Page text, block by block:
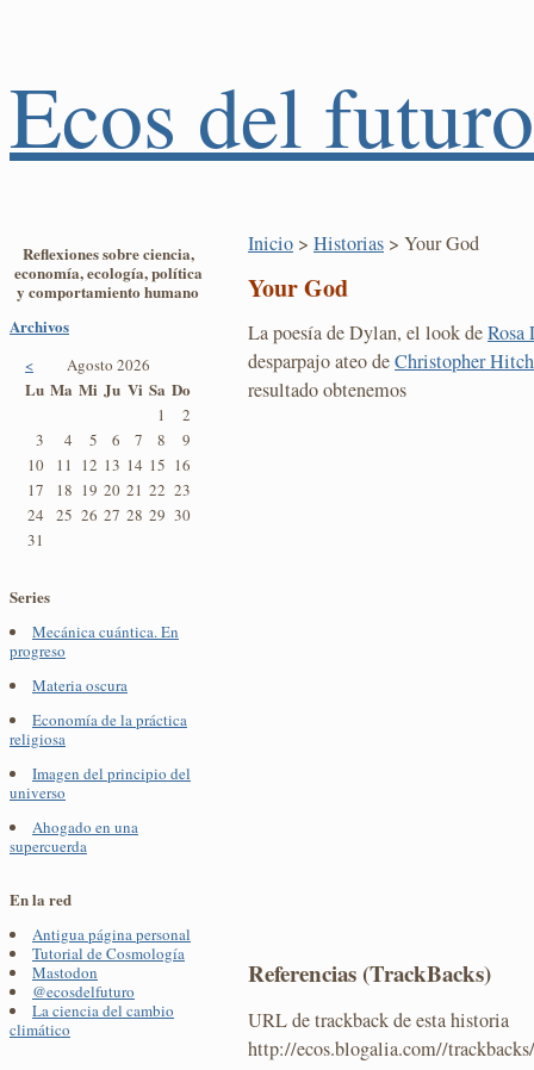
Ecos del futuro
Reflexiones sobre ciencia,
economía, ecología, política
y comportamiento humano
Archivos
< Agosto 2026
Lu Ma Mi Ju Vi Sa Do
1
2
3
4 5 6 7 8
9
10
11 12 13 14 15 16
17
18 19 20 21 22 23
24
25 26 27 28 29 30
31
Series
Mecánica cuántica. En
progreso
Materia oscura
Economía de la práctica
religiosa
Imagen del principio del
universo
Ahogado en una
supercuerda
En la red
Antigua página personal
Tutorial de Cosmología
Mastodon
@ecosdelfuturo
La ciencia del cambio
climático
Inicio > Historias > Your God
Your God
La poesía de Dylan, el look deRosa
desparpajo ateo deChristopher
resultado obtenemos
Referencias (TrackBacks)
URL de trackback de esta historia
http://ecos.blogalia.com//